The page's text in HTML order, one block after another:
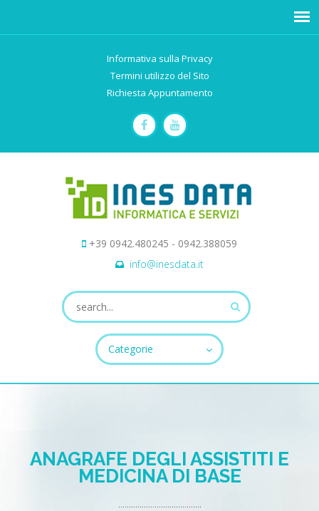
Informativa sulla Privacy
Termini utilizzo del Sito
Richiesta Appuntamento
+39 0942.480245 - 0942.388059
info@inesdata.it
Categorie
ANAGRAFE DEGLI ASSISTITI E
MEDICINA DI BASE
.......................................